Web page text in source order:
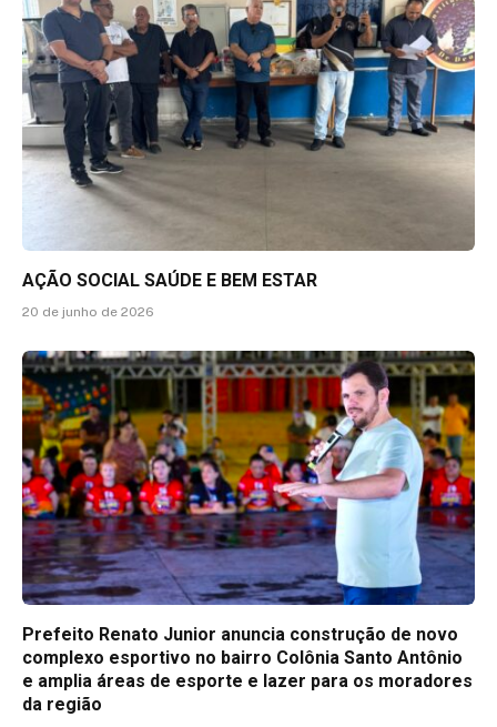
AÇÃO SOCIAL SAÚDE E BEM ESTAR
20 de junho de 2026
Prefeito Renato Junior anuncia construção de novo
complexo esportivo no bairro Colônia Santo Antônio
e amplia áreas de esporte e lazer para os moradores
da região